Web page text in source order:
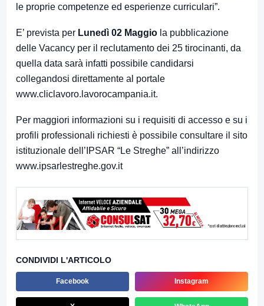
le proprie competenze ed esperienze curriculari”.
E’ prevista per Lunedì 02 Maggio la pubblicazione
delle Vacancy per il reclutamento dei 25 tirocinanti, da
quella data sarà infatti possibile candidarsi
collegandosi direttamente al portale
www.cliclavoro.lavorocampania.it.
Per maggiori informazioni su i requisiti di accesso e su i
profili professionali richiesti è possibile consultare il sito
istituzionale dell’IPSAR “Le Streghe” all’indirizzo
www.ipsarlestreghe.gov.it
CONDIVIDI L'ARTICOLO
Facebook Instagram